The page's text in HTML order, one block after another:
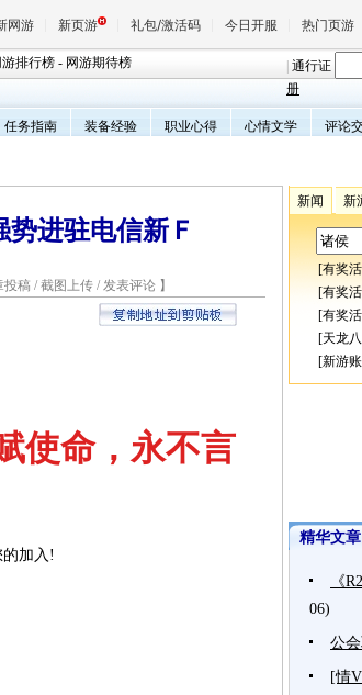
网游 新页游 礼包/激活码 今日开服 热门页游
魔兽
天堂
王权与
游排行榜 - 网游期待榜
通行证
册
任务指南 装备经验 职业心得 心情文学 评论
势进驻电信新Ｆ
投稿 / 截图上传 / 发表评论 】
使命，永不言
加入 !
新闻 新
[有奖
[有奖
[有奖
[天龙
[新游
精华文章
《
06)
公
[情